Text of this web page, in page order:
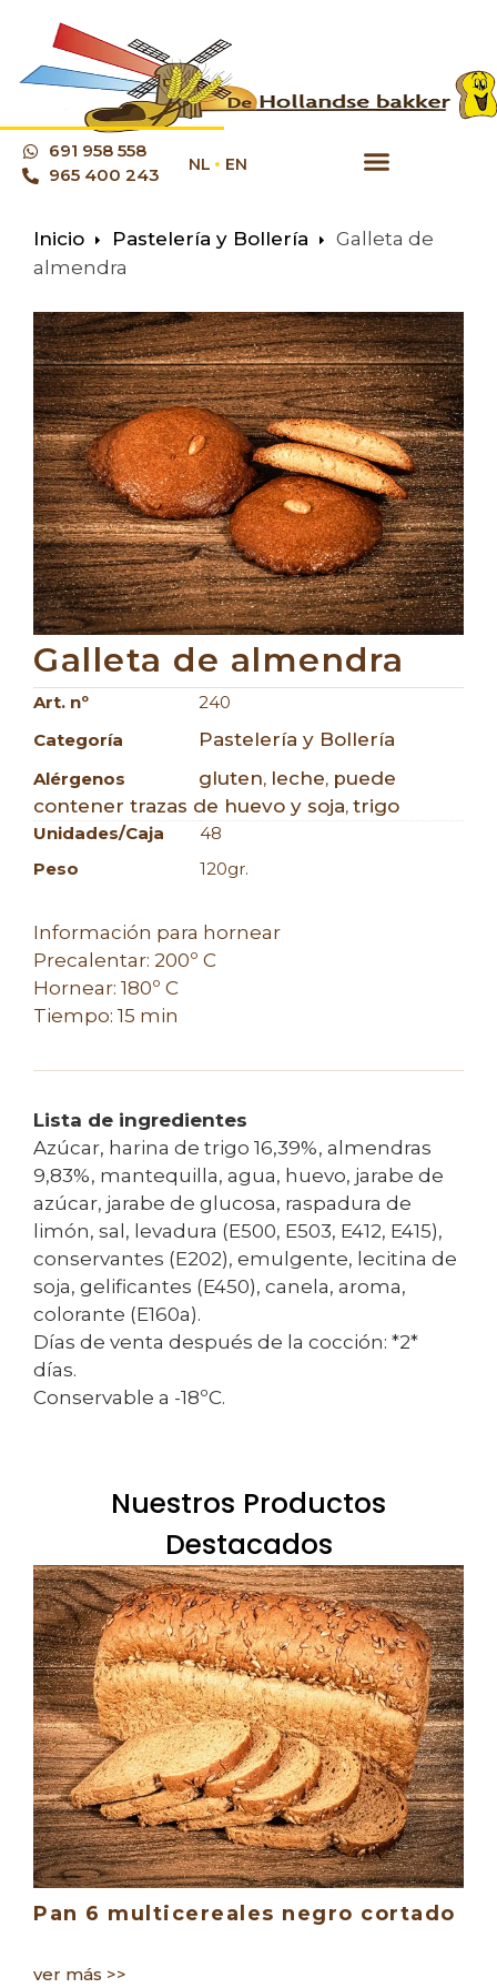
NL EN
691 958 558
965 400 243
Inicio Pastelería y Bollería
Galleta de
almendra
Galleta de almendra
Art. nº
240
Categoría
Pastelería y Bollería
Alérgenos gluten, leche, puede
contener trazas de huevo y soja, trigo
Unidades/caja
48
Peso
120gr.
Información para hornear
Precalentar: 200º C
Hornear: 180º C
Tiempo: 15 min
Lista de ingredientes
Azúcar, harina de trigo 16,39%, almendras
9,83%, mantequilla, agua, huevo, jarabe de
azúcar, jarabe de glucosa, raspadura de
limón, sal, levadura (E500, E503, E412, E415),
conservantes (E202), emulgente, lecitina de
soja, gelificantes (E450), canela, aroma,
colorante (E160a).
Días de venta después de la cocción: *2*
días.
Conservable a -18ºC.
Nuestros Productos
Destacados
6 multicereales negro cortado
más >>
Pan